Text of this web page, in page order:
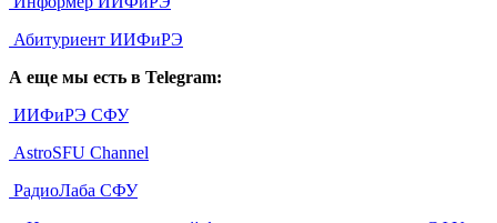
Абитуриент ИИФиРЭ
А еще мы есть в Telegram:
ИИФиРЭ СФУ
AstroSFU Channel
РадиоЛаба СФУ